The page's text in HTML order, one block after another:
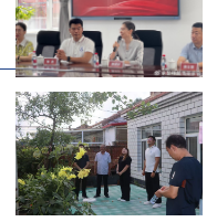
道>>